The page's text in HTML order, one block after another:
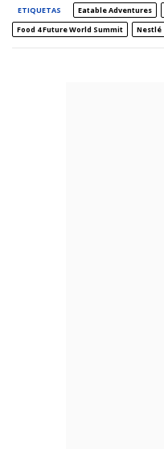
ETIQUETAS Eatable Adventures
Food 4 Future World Summit
Nestlé